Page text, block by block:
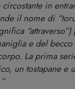
circostante in
il nome di
e del
La prima
un tostapane e